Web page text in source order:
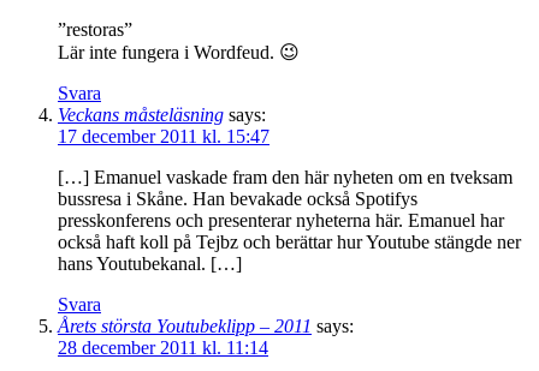
”restoras”
Lär inte fungera i Wordfeud. 😉
Svara
Veckans måsteläsning says:
17 december 2011 kl. 15:47
[…] Emanuel vaskade fram den här nyheten om en tveksam
bussresa i Skåne. Han bevakade också Spotifys
presskonferens och presenterar nyheterna här. Emanuel har
också haft koll på Tejbz och berättar hur Youtube stängde ner
hans Youtubekanal. […]
Svara
Årets största Youtubeklipp – 2011 says:
28 december 2011 kl. 11:14